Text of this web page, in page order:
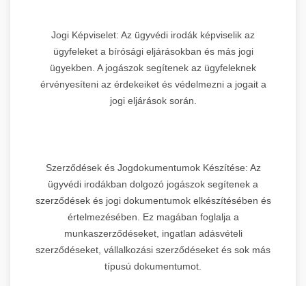
Jogi Képviselet: Az ügyvédi irodák képviselik az
ügyfeleket a bírósági eljárásokban és más jogi
ügyekben. A jogászok segítenek az ügyfeleknek
érvényesíteni az érdekeiket és védelmezni a jogait a
jogi eljárások során.
Szerződések és Jogdokumentumok Készítése: Az
ügyvédi irodákban dolgozó jogászok segítenek a
szerződések és jogi dokumentumok elkészítésében és
értelmezésében. Ez magában foglalja a
munkaszerződéseket, ingatlan adásvételi
szerződéseket, vállalkozási szerződéseket és sok más
típusú dokumentumot.